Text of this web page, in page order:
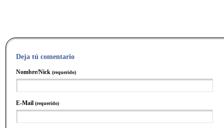
Deja tú comentario
Nombre/Nick (requerido)
E-Mail (requerido)